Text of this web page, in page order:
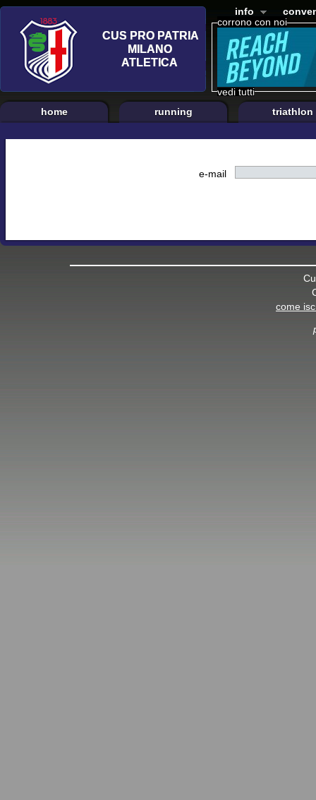
corrono con noi
vedi tutti
info
home running triathlon
e-mail
come